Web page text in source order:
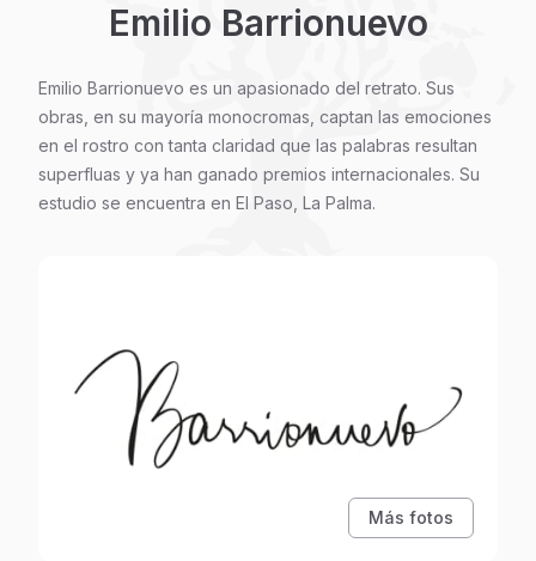
Emilio Barrionuevo
Emilio Barrionuevo es un apasionado del retrato. Sus
obras, en su mayoría monocromas, captan las emociones
en el rostro con tanta claridad que las palabras resultan
superfluas y ya han ganado premios internacionales. Su
estudio se encuentra en El Paso, La Palma.
Más fotos